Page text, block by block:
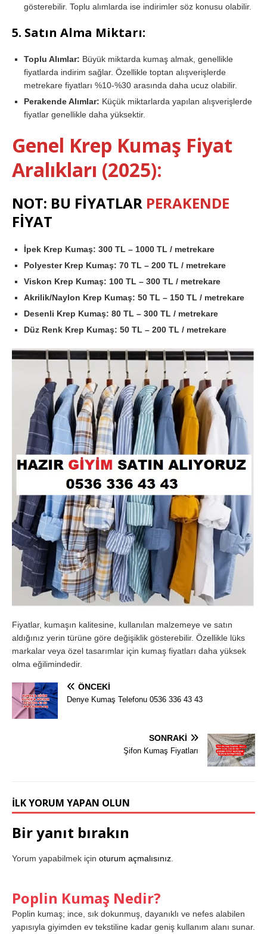
gösterebilir. Toplu alımlarda ise indirimler söz konusu olabilir.
5. Satın Alma Miktarı:
Toplu Alımlar: Büyük miktarda kumaş almak, genellikle
fiyatlarda indirim sağlar. Özellikle toptan alışverişlerde
metrekare fiyatları %10-%30 arasında daha ucuz olabilir.
Perakende Alımlar: Küçük miktarlarda yapılan alışverişlerde
fiyatlar genellikle daha yüksektir.
Genel Krep Kumaş Fiyat
Aralıkları (2025):
NOT: BU FİYATLAR PERAKENDE
FİYAT
İpek Krep Kumaş: 300 TL – 1000 TL / metrekare
Polyester Krep Kumaş: 70 TL – 200 TL / metrekare
Viskon Krep Kumaş: 100 TL – 300 TL / metrekare
Akrilik/Naylon Krep Kumaş: 50 TL – 150 TL / metrekare
Desenli Krep Kumaş: 80 TL – 300 TL / metrekare
Düz Renk Krep Kumaş: 50 TL – 200 TL / metrekare
Fiyatlar, kumaşın kalitesine, kullanılan malzemeye ve satın
aldığınız yerin türüne göre değişiklik gösterebilir. Özellikle lüks
markalar veya özel tasarımlar için kumaş fiyatları daha yüksek
olma eğilimindedir.
ÖNCEKI
Denye Kumaş Telefonu 0536 336 43 43
SONRAKI
Şifon Kumaş Fiyatları
İLK YORUM YAPAN OLUN
Bir yanıt bırakın
Yorum yapabilmek için oturum açmalısınız
Poplin Kumaş Nedir?
Poplin kumaş; ince, sık dokunmuş, dayanıklı ve nefes alabilen
yapısıyla giyimden ev tekstiline kadar geniş kullanım alanı sunar.